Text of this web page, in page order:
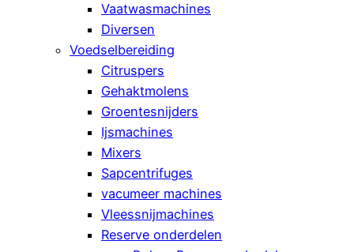
Vaatwasmachines
Diversen
Voedselbereiding
Citruspers
Gehaktmolens
Groentesnijders
Ijsmachines
Mixers
Sapcentrifuges
vacumeer machines
Vleessnijmachines
Reserve onderdelen